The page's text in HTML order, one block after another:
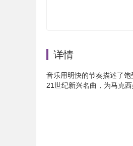
详情
音乐用明快的节奏描述了
21世纪新兴名曲，为马克